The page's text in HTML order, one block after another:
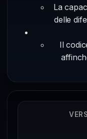
La
delle
Il